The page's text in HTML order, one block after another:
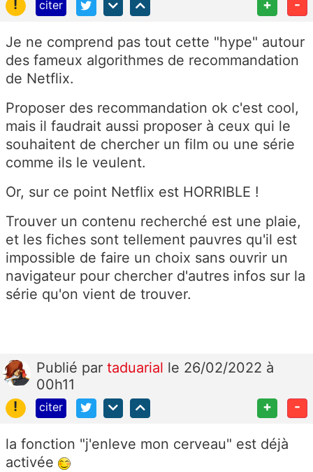
! citer + -
Je ne comprend pas tout cette "hype" autour
des fameux algorithmes de recommandation
de Netflix.
Proposer des recommandation ok c'est cool,
mais il faudrait aussi proposer à ceux qui le
souhaitent de chercher un film ou une série
comme ils le veulent.
Or, sur ce point Netflix est HORRIBLE !
Trouver un contenu recherché est une plaie,
et les fiches sont tellement pauvres qu'il est
impossible de faire un choix sans ouvrir un
navigateur pour chercher d'autres infos sur la
série qu'on vient de trouver.
Publié par taduarial le 26/02/2022 à
00h11
!
citer + -
la fonction "j'enleve mon cerveau" est déjà
activée